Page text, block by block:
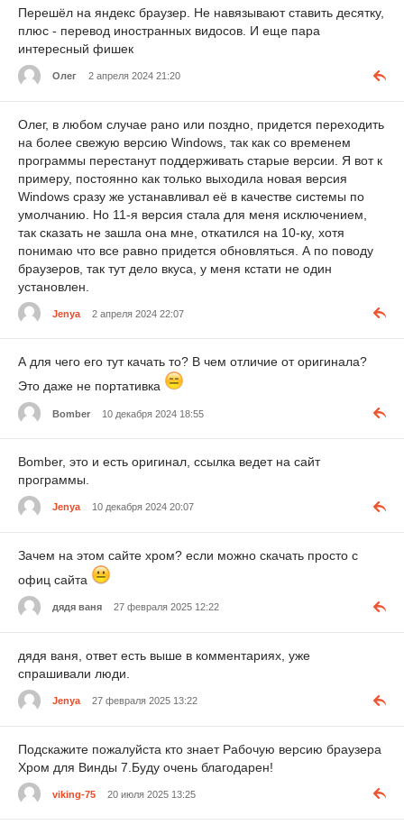
Перешёл на яндекс браузер. Не навязывают ставить десятку,
плюс - перевод иностранных видосов. И еще пара
интересный фишек
Олег 2 апреля 2024 21:20
Олег, в любом случае рано или поздно, придется переходить
на более свежую версию Windows, так как со временем
программы перестанут поддерживать старые версии. Я вот к
примеру, постоянно как только выходила новая версия
Windows сразу же устанавливал её в качестве системы по
умолчанию. Но 11-я версия стала для меня исключением,
так сказать не зашла она мне, откатился на 10-ку, хотя
понимаю что все равно придется обновляться. А по поводу
браузеров, так тут дело вкуса, у меня кстати не один
установлен.
Jenya 2 апреля 2024 22:07
А для чего его тут качать то? В чем отличие от оригинала?
Это даже не портативка
Bomber 10 декабря 2024 18:55
Bomber, это и есть оригинал, ссылка ведет на сайт
программы.
Jenya 10 декабря 2024 20:07
Зачем на этом сайте хром? если можно скачать просто с
офиц сайта
дядя ваня 27 февраля 2025 12:22
дядя ваня, ответ есть выше в комментариях, уже
спрашивали люди.
Jenya 27 февраля 2025 13:22
Подскажите пожалуйста кто знает Рабочую версию браузера
Хром для Винды 7.Буду очень благодарен!
viking-75 20 июля 2025 13:25